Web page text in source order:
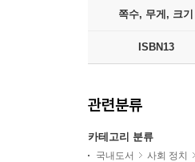
쪽수, 무게, 크기
ISBN13
관련분류
카테고리 분류
국내도서 사회 정치